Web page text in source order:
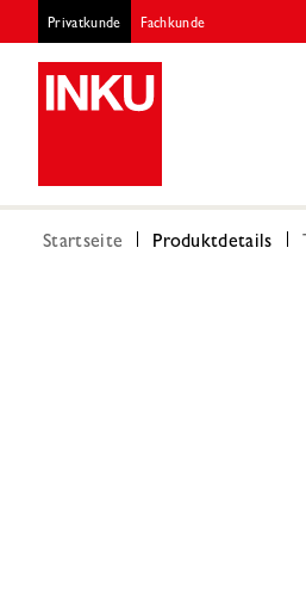
Privatkunde Fachkunde
Startseite Produktdetails